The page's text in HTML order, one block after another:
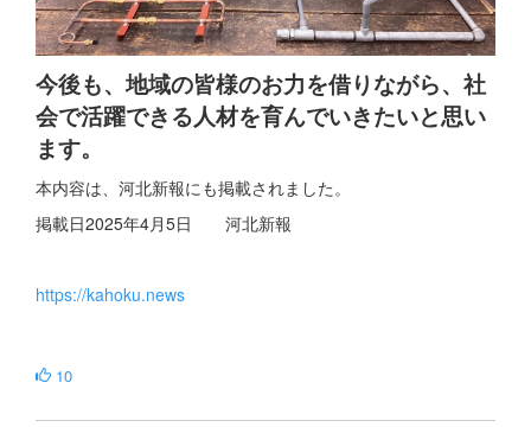
今後も、地域の皆様のお力を借りながら、社
会で活躍できる人材を育んでいきたいと思い
ます。
本内容は、河北新報にも掲載されました。
掲載日2025年4月5日 河北新報
https://kahoku.news
10